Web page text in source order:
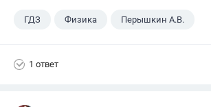
ГДЗ Физика Перышкин А.В.
1 ответ